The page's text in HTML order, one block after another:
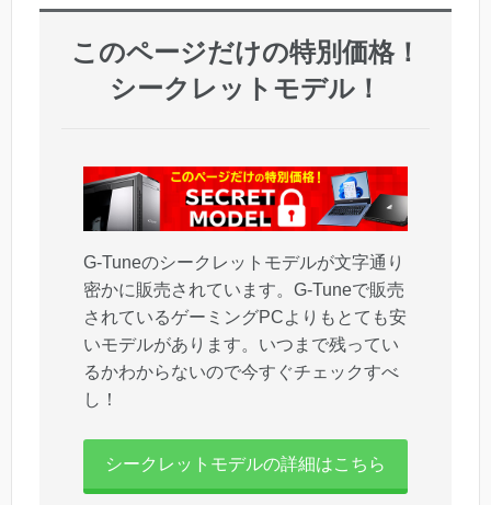
このページだけの特別価格！
シークレットモデル！
G-Tuneのシークレットモデルが文字通り
密かに販売されています。G-Tuneで販売
されているゲーミングPCよりもとても安
いモデルがあります。いつまで残ってい
るかわからないので今すぐチェックすべ
し！
シークレットモデルの詳細はこちら